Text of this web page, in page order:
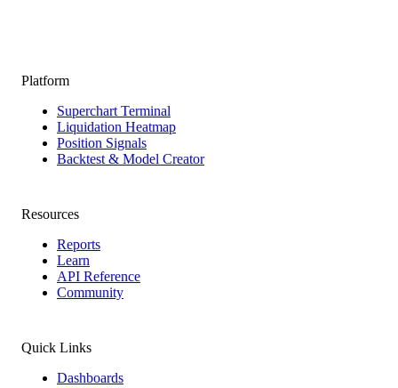
Platform
Superchart Terminal
Liquidation Heatmap
Position Signals
Backtest & Model Creator
Resources
Reports
Learn
API Reference
Community
Quick Links
Dashboards